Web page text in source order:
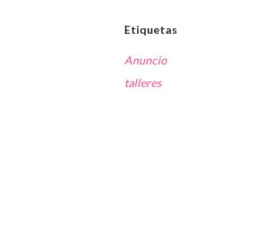
Etiquetas
Anuncio
talleres